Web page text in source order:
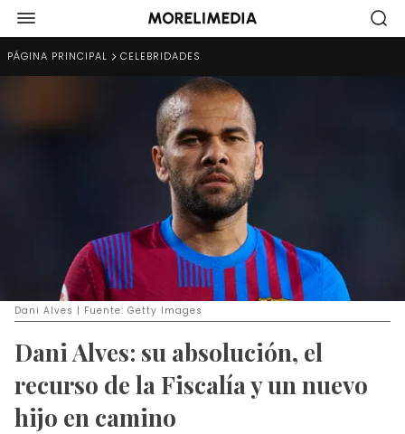
PÁGINA PRINCIPAL CELEBRIDADES
Dani Alves | Fuente: Getty Images
Dani Alves: su absolución, el
recurso de la Fiscalía y un nuevo
hijo en camino